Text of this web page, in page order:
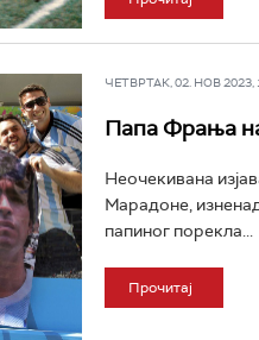
ЧЕТВРТАК, 02. НОВ 2023,
Папа Фрања
Неочекивана
Марадоне,
папиног порекла...
Прочитај